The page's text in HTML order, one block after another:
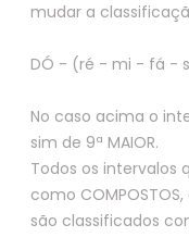
mudar a
DÓ - (ré - mi - fá -
No caso acima o
sim de 9ª MAIOR.
Todos os intervalos
como
são classificados